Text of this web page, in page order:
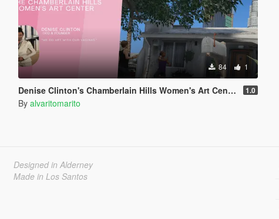
84 1
Denise Clinton's Chamberlain Hills Women's Art Center 1.0
By alvaritomarito
Designed in Alderney
Made in Los Santos